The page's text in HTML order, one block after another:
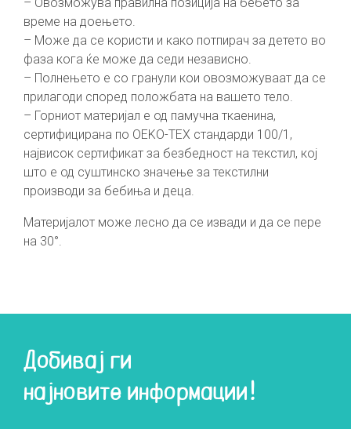
време на доењето.
– Може да се користи и како потпирач за детето во
фаза кога ќе може да седи независно.
– Полнењето е со гранули кои овозможуваат да се
прилагоди според положбата на вашето тело.
– Горниот материјал е од памучна ткаенина,
сертифицирана по OEKO-TEX стандарди 100/1,
највисок сертификат за безбедност на текстил, кој
што е од суштинско значење за текстилни
производи за бебиња и деца.
Материјалот може лесно да се извади и да се пере
на 30°.
Добивај ги
најновите информации!